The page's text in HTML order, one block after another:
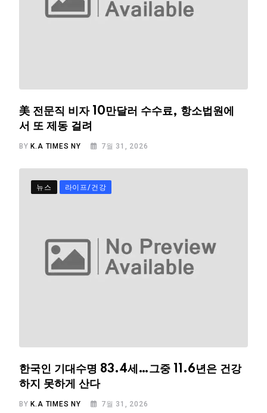
美 전문직 비자 10만달러 수수료, 항소법원에
서 또 제동 걸려
BY K.A TIMES NY 7월 31, 2026
뉴스 라이프/건강
한국인 기대수명 83.4세…그중 11.6년은 건강
하지 못하게 산다
BY K.A TIMES NY 7월 31, 2026